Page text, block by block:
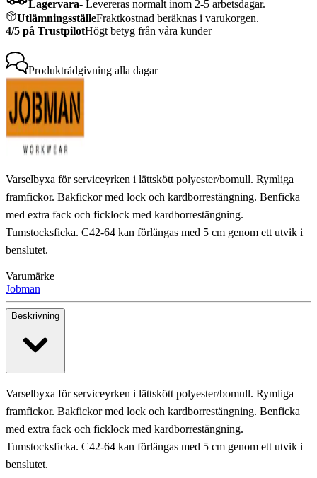
Lagervara- Levereras normalt inom 2-5 arbetsdagar.
UtlämningsställeFraktkostnad beräknas i varukorgen.
4/5 på TrustpilotHögt betyg från våra kunder
Produktrådgivning alla dagar
Varselbyxa för serviceyrken i lättskött polyester/bomull. Rymliga
framfickor. Bakfickor med lock och kardborrestängning. Benficka
med extra fack och ficklock med kardborrestängning.
Tumstocksficka. C42-64 kan förlängas med 5 cm genom ett utvik i
benslutet.
Varumärke
Jobman
Beskrivning
Varselbyxa för serviceyrken i lättskött polyester/bomull. Rymliga
framfickor. Bakfickor med lock och kardborrestängning. Benficka
med extra fack och ficklock med kardborrestängning.
Tumstocksficka. C42-64 kan förlängas med 5 cm genom ett utvik i
benslutet.